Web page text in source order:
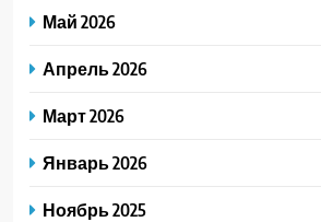
Май 2026
Апрель 2026
Март 2026
Январь 2026
Ноябрь 2025